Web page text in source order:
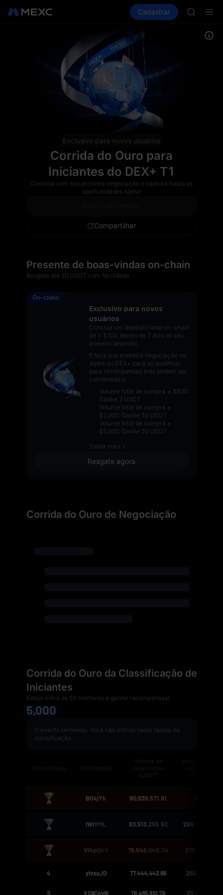
Mercados Spot Futuros
Cadastrar
HEI
UNITREE
Exclusivo para novos usuários
Corrida do Ouro para
Iniciantes do DEX+ T1
Comece com sua primeira negociação e capture todas as
oportunidades Alpha!
Compartilhar
Presente de boas-vindas on-chain
Resgate até 20 USDT com facilidade
On-chain
Exclusivo para novos
usuários
Conclua um depósito total on-chain
de ≥ $100 dentro de 7 dias do seu
primeiro depósito;
E faça sua primeira negociação no
Alpha ou DEX+ para se qualificar
para recompensas (não podem ser
combinadas):
Volume total de compra ≥ $500:
Ganhe 2 USDT
Volume total de compra ≥
$2,000: Ganhe 10 USDT
Volume total de compra ≥
$5,000: Ganhe 20 USDT
Saiba mais
Resgate agora
Corrida do Ouro de Negociação
Corrida do Ouro da Classificação de
Iniciantes
Esteja entre os 50 melhores e ganhe recompensas!
5,000
O evento terminou. Você não entrou nesta tabela de
classificação.
Classificação UID/Apelido
Volume de
negociação
(USDT)
B04jYk 90,539,571.91
IWIYML 83,513,255.92 289.42708217
Vl4pOlrV 79,546,045.34 275.6781496
4 yIvxuJO 77,444,443.66 268.39475155
5 XS9Cnv9j 76,485,910.78 112.03001216